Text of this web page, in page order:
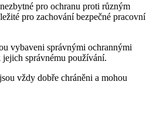
pro ochranu proti různým
pro zachování bezpečné pracovní
vybaveni správnými ochrannými
správnému používání.
vždy dobře chráněni a mohou